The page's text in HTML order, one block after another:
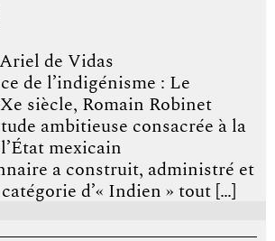
de Vidas
de l’indigénisme : Le
siècle, Romain Robinet
ambitieuse consacrée à la
mexicain
a construit, administré et
d’« Indien » tout […]